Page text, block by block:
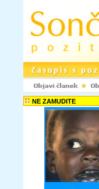
NE ZAMUDITE